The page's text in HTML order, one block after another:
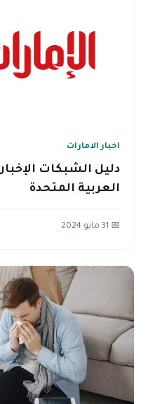
اخبار الامارات
دليل الشبكات
العربية المتحدة
📅 31 مايو 2024